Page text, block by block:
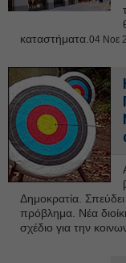
καταστήματα. 04 Νοε
Δημοκρατία.
πρόβλημα. Νέα
σχέδιο για την